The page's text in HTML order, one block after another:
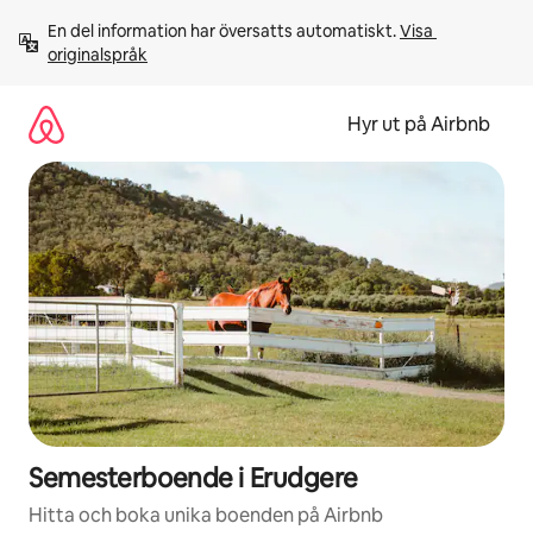
innehåll
En del information har översatts automatiskt. Visa
originalspråk
Hyr ut på Airbnb
Semesterboende i Erudgere
Hitta och boka unika boenden på Airbnb